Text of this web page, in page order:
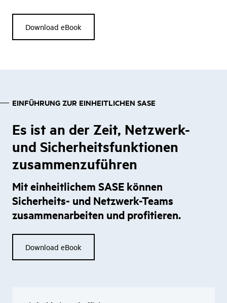
Download eBook
EINFÜHRUNG ZUR EINHEITLICHEN SASE
Es ist an der Zeit, Netzwerk-
und Sicherheitsfunktionen
zusammenzuführen
Mit einheitlichem SASE können
Sicherheits- und Netzwerk-Teams
zusammenarbeiten und profitieren.
Download eBook